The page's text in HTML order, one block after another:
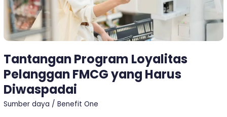
Tantangan Program Loyalitas
Pelanggan FMCG yang Harus
Diwaspadai
Sumber daya /Benefit One